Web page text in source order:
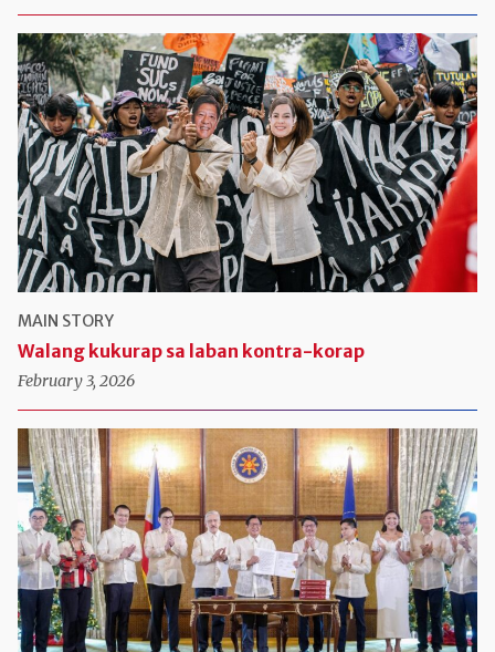
MAIN STORY
Walang kukurap sa laban kontra-korap
February 3, 2026